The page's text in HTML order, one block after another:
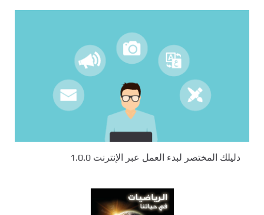
دليلك المختصر لبدء العمل عبر الإنترنت 1.0.0